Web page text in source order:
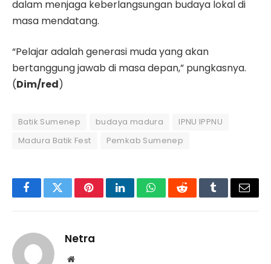
dalam menjaga keberlangsungan budaya lokal di
masa mendatang.
“Pelajar adalah generasi muda yang akan
bertanggung jawab di masa depan,” pungkasnya.
(Dim/red)
Batik Sumenep budaya madura
IPNU IPPNU
Madura Batik Fest
Pemkab Sumenep
FacebookTwitterPinterestLinkedInWhatsAppRedditTumblrEmail
Netra
Website